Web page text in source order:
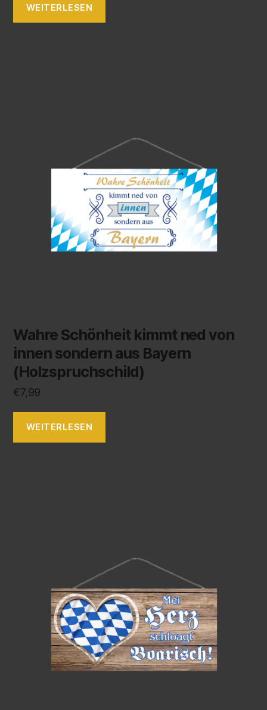
WEITERLESEN
Wahre Schönheit kimmt ned von
innen sondern aus Bayern
(Holzspruchschild)
€7,99
WEITERLESEN